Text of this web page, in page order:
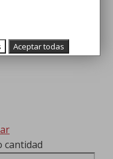
del color a
cantidad
Aceptar todas